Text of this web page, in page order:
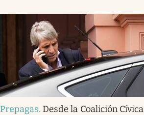
Prepagas. Desde la Coalición Cívica